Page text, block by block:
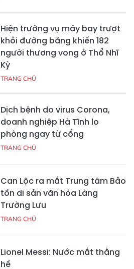
Hiện trường vụ máy bay trượt
khỏi đường băng khiến 182
người thương vong ở Thổ Nhĩ
Kỳ
TRANG CHỦ
Dịch bệnh do virus Corona,
doanh nghiệp Hà Tĩnh lo
phòng ngay từ cổng
TRANG CHỦ
Can Lộc ra mắt Trung tâm Bảo
tồn di sản văn hóa Làng
Trường Lưu
TRANG CHỦ
Lionel Messi: Nước mắt thằng
hề